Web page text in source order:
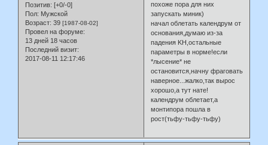
Позитив: [+0/-0]
Пол: Мужской
Возраст: 39 [1987-08-02]
Провел на форуме:
13 дней 18 часов
Последний визит:
2017-08-11 12:17:46
похоже пора для них
запускать миник)
начал облетать календрум от
основания,думаю из-за
падения KH,остальные
параметры в норме!если
*лысение* не
остановится,начну фраговать
наверное...жалко,так вырос
хорошо,а тут нате!
календрум облетает,а
монтипора пошла в
рост(тьфу-тьфу-тьфу)